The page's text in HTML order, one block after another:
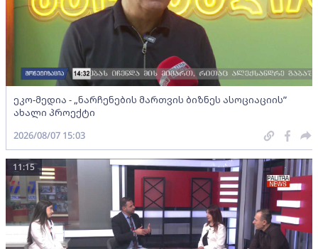
ეკო-მედია - „ნარჩენების მართვის ბიზნეს ასოციაციის”
ახალი პროექტი
2026/08/07 15:03
11:15